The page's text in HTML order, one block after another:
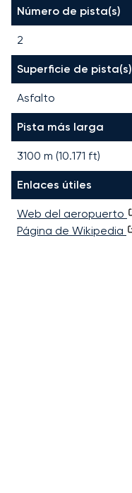
Número de pista(s)
2
Superficie de pista(s)
Asfalto
Pista más larga
3100 m (10.171 ft)
Enlaces útiles
Web del aeropuerto
Página de Wikipedia